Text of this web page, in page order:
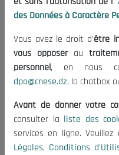
des Données à Caractère
Vous avez le droit d'être
vous opposerau
personnel, en nous
dpo@cnese.dz, la chatbox
Avant de donner votre
consulter la liste des
services en ligne.
Légales, Conditions